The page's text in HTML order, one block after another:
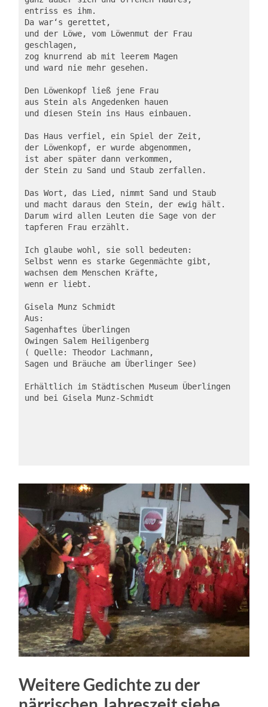
entriss es ihm.
Da war‘s gerettet,
und der Löwe, vom Löwenmut der Frau
geschlagen,
zog knurrend ab mit leerem Magen
und ward nie mehr gesehen.
Den Löwenkopf ließ jene Frau
aus Stein als Angedenken hauen
und diesen Stein ins Haus einbauen.
Das Haus verfiel, ein Spiel der Zeit,
der Löwenkopf, er wurde abgenommen,
ist aber später dann verkommen,
der Stein zu Sand und Staub zerfallen.
Das Wort, das Lied, nimmt Sand und Staub
und macht daraus den Stein, der ewig hält.
Darum wird allen Leuten die Sage von der
tapferen Frau erzählt.
Ich glaube wohl, sie soll bedeuten:
Selbst wenn es starke Gegenmächte gibt,
wachsen dem Menschen Kräfte,
wenn er liebt.
Gisela Munz Schmidt
Aus:
Sagenhaftes Überlingen
Owingen Salem Heiligenberg
( Quelle: Theodor Lachmann,
Sagen und Bräuche am Überlinger See)
Erhältlich im Städtischen Museum Überlingen
und bei Gisela Munz-Schmidt
Weitere Gedichte zu der